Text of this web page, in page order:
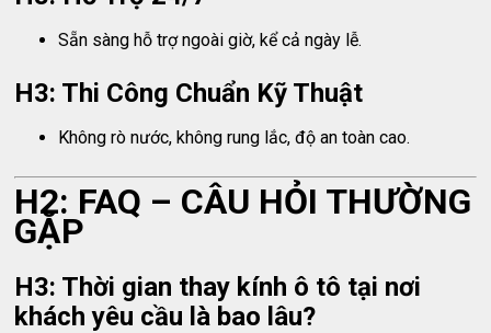
Sẵn sàng hỗ trợ ngoài giờ, kể cả ngày lễ.
H3: Thi Công Chuẩn Kỹ Thuật
Không rò nước, không rung lắc, độ an toàn cao.
H2: FAQ – CÂU HỎI THƯỜNG
GẶP
H3: Thời gian thay kính ô tô tại nơi
khách yêu cầu là bao lâu?